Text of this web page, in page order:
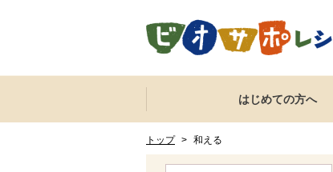
ここからサイト内共通メニューです。
サイト内共通メニューをスキップする
はじめての方へ
トップ > 和える
ここから消費材検索メニューです。
消費材検索メニューここまで。
ここから本文です。